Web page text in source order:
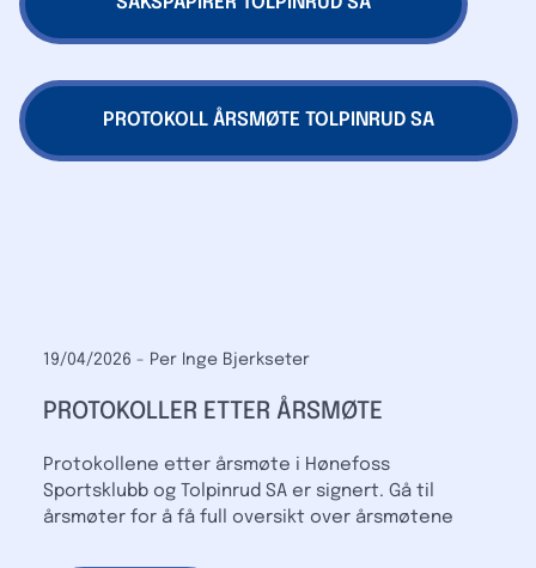
PROTOKOLL ÅRSMØTE TOLPINRUD SA
19/04/2026 - Per Inge Bjerkseter
PROTOKOLLER ETTER ÅRSMØTE
Protokollene etter årsmøte i Hønefoss
Sportsklubb og Tolpinrud SA er signert. Gå til
årsmøter for å få full oversikt over årsmøtene